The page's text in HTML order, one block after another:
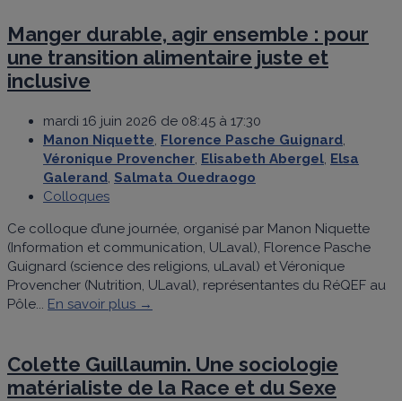
Manger durable, agir ensemble : pour
une transition alimentaire juste et
inclusive
mardi 16 juin 2026 de 08:45 à 17:30
Manon Niquette, Florence Pasche Guignard,
Véronique Provencher, Elisabeth Abergel, Elsa
Galerand, Salmata Ouedraogo
Colloques
Ce colloque d’une journée, organisé par Manon Niquette
(Information et communication, ULaval), Florence Pasche
Guignard (science des religions, uLaval) et Véronique
Provencher (Nutrition, ULaval), représentantes du RéQEF au
Pôle... En savoir plus →
Colette Guillaumin. Une sociologie
matérialiste de la Race et du Sexe